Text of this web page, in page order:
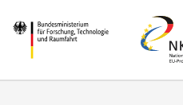
zum
Inhalt
(Eingabetaste)
zum
Hauptmenu
(Eingabetaste)
zur
Suche
(Eingabetaste)
zur
Fußleiste
(Enter)
Bundesministerium
Horizont
Europa